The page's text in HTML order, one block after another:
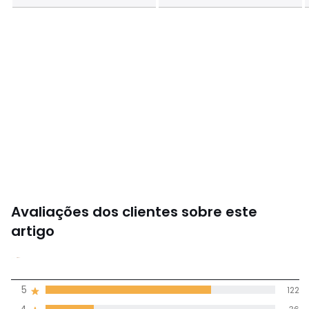
Avaliações dos clientes sobre este
artigo
4,6
(169)
5 122